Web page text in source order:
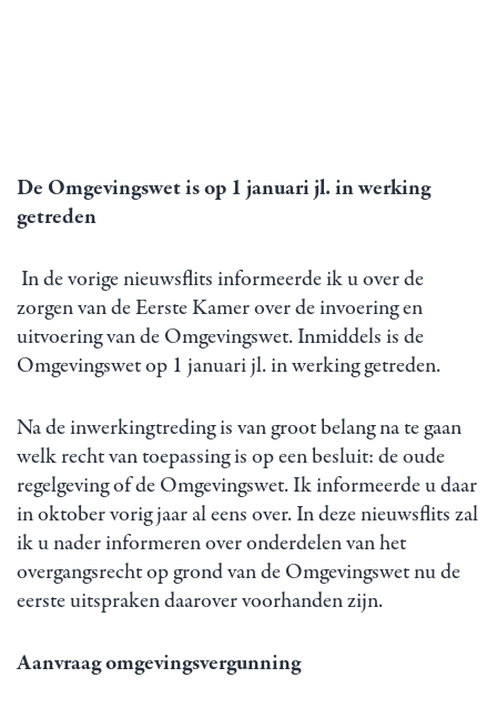
De Omgevingswet is op 1 januari jl. in werking
getreden
In de vorige nieuwsflits informeerde ik u over de
zorgen van de Eerste Kamer over de invoering en
uitvoering van de Omgevingswet. Inmiddels is de
Omgevingswet op 1 januari jl. in werking getreden.
Na de inwerkingtreding is van groot belang na te gaan
welk recht van toepassing is op een besluit: de oude
regelgeving of de Omgevingswet. Ik informeerde u daar
in oktober vorig jaar al eens over. In deze nieuwsflits zal
ik u nader informeren over onderdelen van het
overgangsrecht op grond van de Omgevingswet nu de
eerste uitspraken daarover voorhanden zijn.
Aanvraag omgevingsvergunning